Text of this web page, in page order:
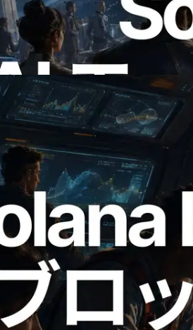
ェントが必要な API
時代の幕開け
、Solana ブロックア
開 — slot 単位のブロッ
当バリデータを視覚化